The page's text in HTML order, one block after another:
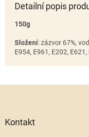
Detailní popis
150g
Složení: zázvor 67%,
E954, E961, E202, E621,
Kontakt